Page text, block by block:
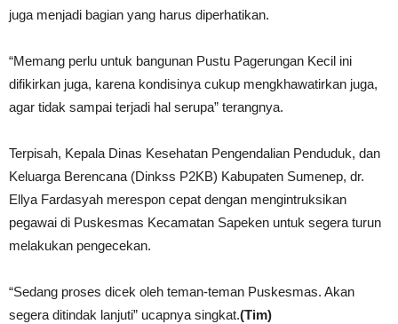
juga menjadi bagian yang harus diperhatikan.
“Memang perlu untuk bangunan Pustu Pagerungan Kecil ini
difikirkan juga, karena kondisinya cukup mengkhawatirkan juga,
agar tidak sampai terjadi hal serupa” terangnya.
Terpisah, Kepala Dinas Kesehatan Pengendalian Penduduk, dan
Keluarga Berencana (Dinkss P2KB) Kabupaten Sumenep, dr.
Ellya Fardasyah merespon cepat dengan mengintruksikan
pegawai di Puskesmas Kecamatan Sapeken untuk segera turun
melakukan pengecekan.
“Sedang proses dicek oleh teman-teman Puskesmas. Akan
segera ditindak lanjuti” ucapnya singkat.(Tim)